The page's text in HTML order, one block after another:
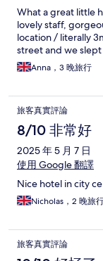
What a great little
lovely staff,
location / literally
street and we slept
Anna，3 晚旅行
旅客真實評論
8/10 非常好
2025 年 5 月 7 日
使用 Google 翻譯
Nice hotel in city
Nicholas，2 晚旅
旅客真實評論